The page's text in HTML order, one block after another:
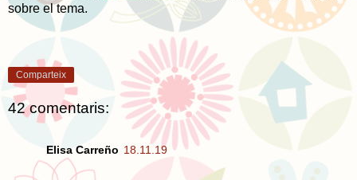
sobre el tema.
Comparteix
42 comentaris:
Elisa Carreño 18.11.19